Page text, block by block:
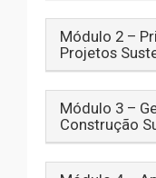
Módulo 2 –
Projetos
Módulo 3 –
Construção